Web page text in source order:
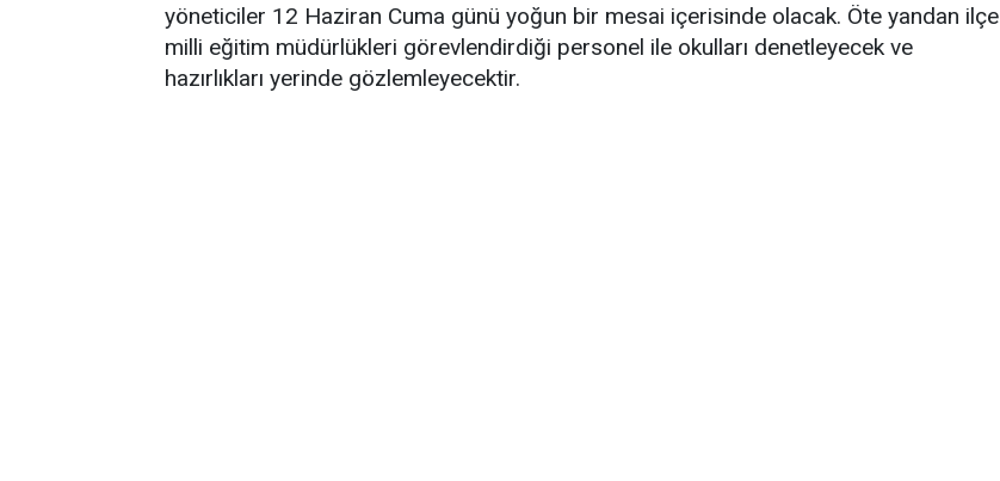
yöneticiler 12 Haziran Cuma günü yoğun bir mesai içerisinde olacak. Öte yandan ilçe
milli eğitim müdürlükleri görevlendirdiği personel ile okulları denetleyecek ve
hazırlıkları yerinde gözlemleyecektir.